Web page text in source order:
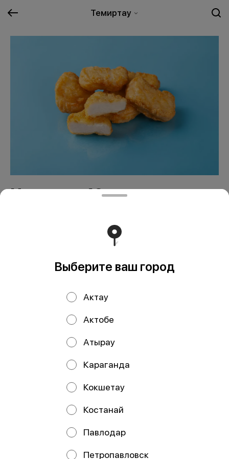
Темиртау
Наггетсы 10шт
Хрустящие наггетсы в панировке приготовленные во
Мы рекомендуем
Картофельные
шарики 150гр
шт
Выберите ваш город
Актау
Актобе
Атырау
Караганда
Кокшетау
Костанай
Павлодар
Петропавловск